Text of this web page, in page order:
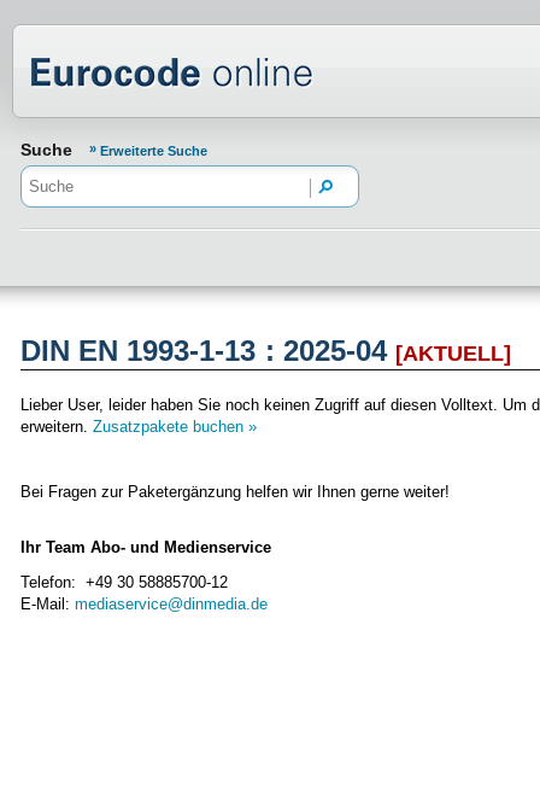
Suche Erweiterte Suche
DIN EN 1993-1-13 : 2025-04 [AKTUELL]
Lieber User, leider haben Sie noch keinen Zugriff auf diesen Volltext.
erweitern. Zusatzpakete buchen »
Bei Fragen zur Paketergänzung helfen wir Ihnen gerne weiter!
Ihr Team Abo- und Medienservice
Telefon: +49 30 58885700-12
E-Mail: mediaservice@dinmedia.de